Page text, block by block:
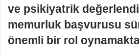
ve psikiyatrik
memurluk başvurusu
önemli bir rol